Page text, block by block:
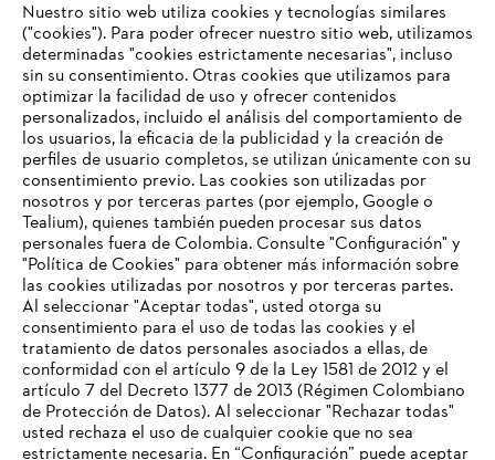
#STIHLCOLOMBIA
Nuestra empresa
Preguntas frecuentes
Contacto
TU NAVEGADOR NO ES
COMPATIBLE
El navegador que estás utilizando no es compatible con
Nuestro sitio web utiliza cookies y tecnologías similares
("cookies"). Para poder ofrecer nuestro sitio web, utilizamos
determinadas "cookies estrictamente necesarias", incluso
sin su consentimiento. Otras cookies que utilizamos para
optimizar la facilidad de uso y ofrecer contenidos
personalizados, incluido el análisis del comportamiento de
los usuarios, la eficacia de la publicidad y la creación de
perfiles de usuario completos, se utilizan únicamente con su
consentimiento previo. Las cookies son utilizadas por
nosotros y por terceras partes (por ejemplo, Google o
Tealium), quienes también pueden procesar sus datos
personales fuera de Colombia. Consulte "Configuración" y
"Política de Cookies" para obtener más información sobre
las cookies utilizadas por nosotros y por terceras partes.
Al seleccionar "Aceptar todas", usted otorga su
consentimiento para el uso de todas las cookies y el
tratamiento de datos personales asociados a ellas, de
conformidad con el artículo 9 de la Ley 1581 de 2012 y el
artículo 7 del Decreto 1377 de 2013 (Régimen Colombiano
de Protección de Datos). Al seleccionar "Rechazar todas"
usted rechaza el uso de cualquier cookie que no sea
estrictamente necesaria. En “Configuración” puede aceptar